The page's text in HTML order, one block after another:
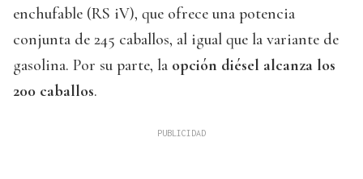
enchufable (RS iV), que ofrece una potencia
conjunta de 245 caballos, al igual que la variante de
gasolina. Por su parte, la opción diésel alcanza los
200 caballos.